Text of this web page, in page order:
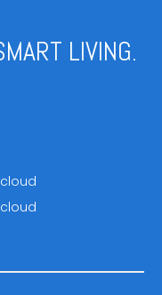
LIVING.